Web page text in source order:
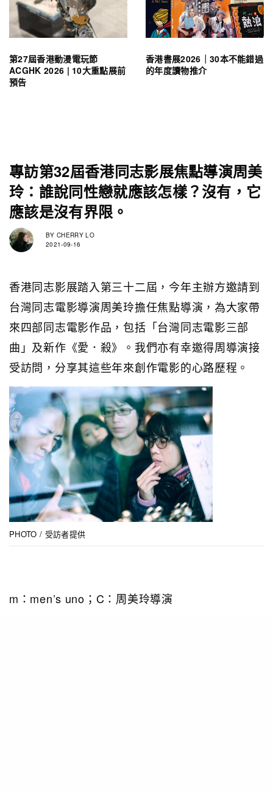
第27屆香港動漫電玩節
ACGHK 2026 | 10大重點展前
預告
香港書展2026｜30本不能錯過
的年度讀物推介
專訪第32屆香港同志影展焦點導演周美
玲：誰說同性戀就應該怎樣？沒有，它
應該是沒有界限。
BY CHERRY LO
2021-09-16
香港同志影展踏入第三十二屆，今年主辦方邀請到
台灣同志電影導演周美玲擔任焦點導演，為大家帶
來四部同志電影作品，包括「台灣同志電影三部
曲」及新作《愛．殺》。我們亦有幸邀得周導演接
受訪問，分享其這些年來創作電影的心路歷程。
PHOTO / 受訪者提供
m：men’s uno；C：周美玲導演